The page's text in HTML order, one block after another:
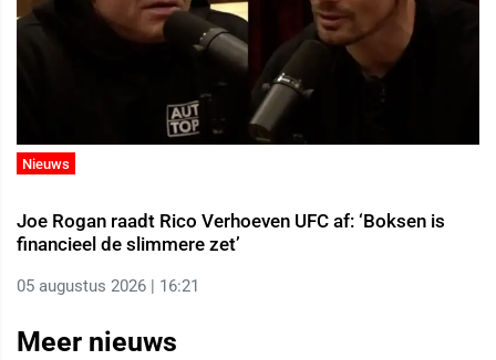
Nieuws
Joe Rogan raadt Rico Verhoeven UFC af: ‘Boksen is
financieel de slimmere zet’
05 augustus 2026 | 16:21
Meer nieuws